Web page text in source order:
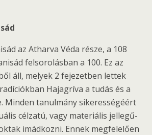
az Atharva Véda része, a 108
felsorolásban a 100. Ez az
áll, melyek 2 fejezetben lettek
Hajagríva a tudás és a
Minden tanulmány sikerességéért
célzatú, vagy materiális jellegű-
imádkozni. Ennek megfelelően